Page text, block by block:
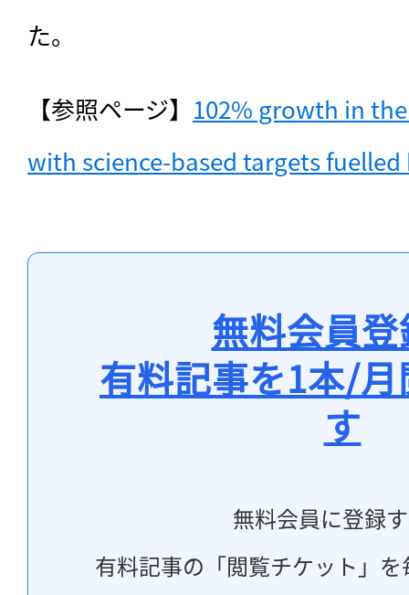
た。
【参照ページ】 102% growth in
with science-based targets
無料会員
有料記事を1本/
す
無料会員に登録
有料記事の「閲覧チケット」